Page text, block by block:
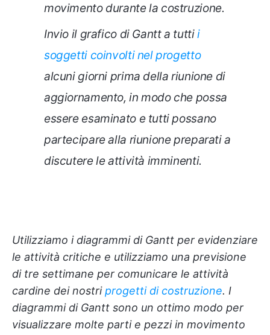
movimento durante la costruzione.
Invio il grafico di Gantt a tuttii
soggetti coinvolti nel progetto
alcuni giorni prima della riunione di
aggiornamento, in modo che possa
essere esaminato e tutti possano
partecipare alla riunione preparati a
discutere le attività imminenti.
Utilizziamo i diagrammi di Gantt per evidenziare
le attività critiche e utilizziamo una previsione
di tre settimane per comunicare le attività
cardine dei nostriprogetti di costruzione. I
diagrammi di Gantt sono un ottimo modo per
visualizzare molte parti e pezzi in movimento